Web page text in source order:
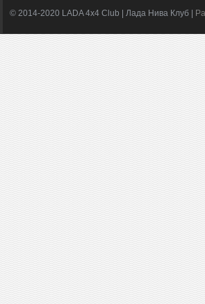
© 2014-2020 LADA 4x4 Club | Лада Нива Клуб |